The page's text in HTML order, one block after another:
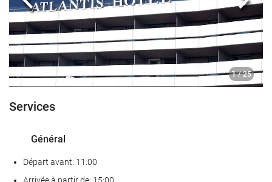
1 / 25
Précédent
Services
Général
Départ avant: 11:00
Arrivée à partir de: 15:00